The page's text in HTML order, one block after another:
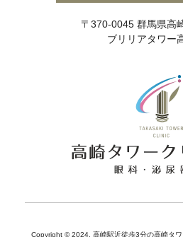
〒370-0045 群馬県高
ブリリアタワー
Copyright © 2024, 高崎駅近徒歩3分の高崎タ